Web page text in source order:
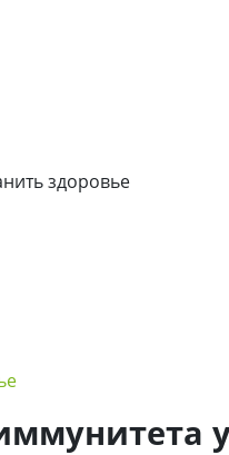
здоровье